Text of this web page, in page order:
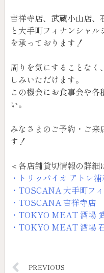
吉祥寺店、武蔵小山店
と大手町フィナンシャ
を承っております！
周りを気にすることな
しみいただけます。
この機会にお食事会や
い。
みなさまのご予約・ご来
す！
＜各店舗貸切情報の詳細
・トリッパイオ アトレ
・TOSCANA 大手町フ
・TOSCANA 吉祥寺店
・TOKYO MEAT 酒場
・TOKYO MEAT 酒場
PREVIOUS